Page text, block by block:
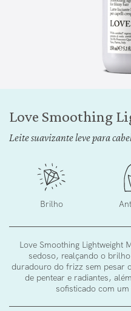
início
Love Smoothing
Leite suavizante leve para
Brilho
Love Smoothing Lightweight
sedoso, realçando o
duradouro do frizz sem pesar
de pentear e radiantes,
sofisticado com